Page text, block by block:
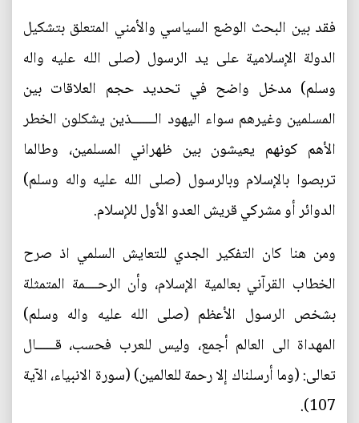
فقد بين البحث الوضع السياسي والأمني المتعلق بتشكيل
الدولة الإسلامية على يد الرسول (صلى الله عليه واله
وسلم) مدخل واضح في تحديد حجم العلاقات بين
المسلمين وغيرهم سواء اليهود الـــــــذين يشكلون الخطر
الأهم كونهم يعيشون بين ظهراني المسلمين، وطالما
تربصوا بالإسلام وبالرسول (صلى الله عليه واله وسلم)
الدوائر أو مشركي قريش العدو الأول للإسلام.
ومن هنا كان التفكير الجدي للتعايش السلمي اذ صرح
الخطاب القرآني بعالمية الإسلام، وأن الرحــــمة المتمثلة
بشخص الرسول الأعظم (صلى الله عليه واله وسلم)
المهداة الى العالم أجمع، وليس للعرب فحسب، قــــــال
تعالى: (وما أرسلناك إلا رحمة للعالمين) (سورة الانبياء، الآية
107).